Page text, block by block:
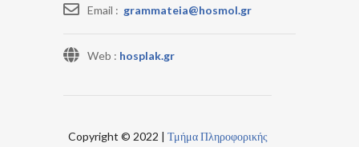
Email : grammateia@hosmol.gr
Web : hosplak.gr
Copyright © 2022 | Τμήμα Πληροφορικής